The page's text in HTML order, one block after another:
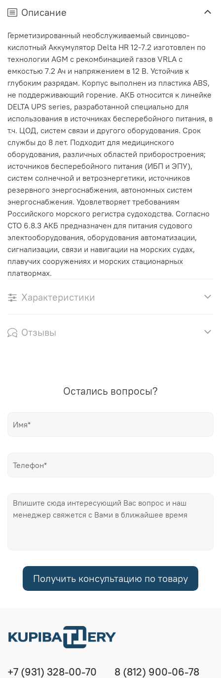
Описание
Герметизированный необслуживаемый свинцово-
кислотный Аккумулятор Delta HR 12-7.2 изготовлен по
технологии AGM с рекомбинацией газов VRLA с
емкостью 7.2 Ач и напряжением в 12 В. Устойчив к
глубоким разрядам. Корпус выполнен из пластика ABS,
не поддерживающий горение. АКБ относится к линейке
DELTA UPS series, разработанной специально для
использования в источниках бесперебойного питания, в
т.ч. ЦОД, систем связи и другого оборудования. Срок
службы до 8 лет. Подходит для медицинского
оборудования, различных областей приборостроения;
источников бесперебойного питания (ИБП и ЭПУ),
систем солнечной и ветроэнергетики, источников
резервного энергоснабжения, автономных систем
энергоснабжения. Удовлетворяет требованиям
Российского морского регистра судоходства. Согласно
СТО 6.8.3 АКБ предназначен для питания судового
электооборудования, оборудования автоматизации,
сигнализации, связи и навигации на морских судах,
плавучих сооружениях и морских стационарных
платвормах.
Характеристики
Отзывы
Остались вопросы?
Получить консультацию по товару
+7 (931) 328-00-70 8 (812) 900-06-78